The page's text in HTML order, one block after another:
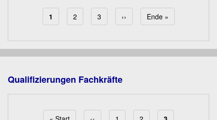
Seitennummerierung
Aktuelle Seite
1 Page
2 Page
3 Nächste Seite
›› Letzte Seite
Ende »
Qualifizierungen Fachkräfte